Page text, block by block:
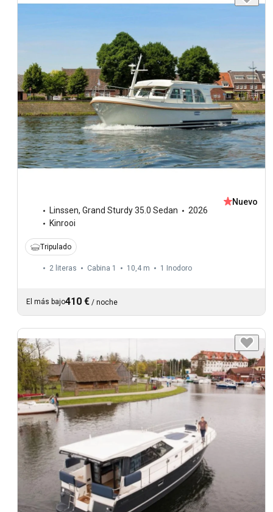
Linssen, Grand Sturdy 35.0 Sedan
2026
Kinrooi
Nuevo
Tripulado
2 literas Cabina 1 10,4 m 1 Inodoro
El más bajo410 € / noche